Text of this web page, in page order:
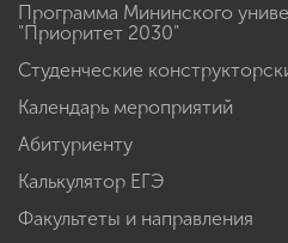
Программа Мининского
"Приоритет 2030"
Студенческие
Календарь мероприятий
Абитуриенту
Калькулятор ЕГЭ
Факультеты и направления